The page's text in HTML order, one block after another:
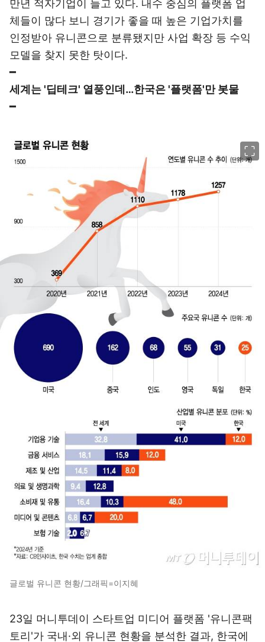
만년 적자기업이 늘고 있다. 내수 중심의 플랫폼 업
체들이 많다 보니 경기가 좋을 때 높은 기업가치를
인정받아 유니콘으로 분류됐지만 사업 확장 등 수익
모델을 찾지 못한 탓이다.
━
세계는 '딥테크' 열풍인데…한국은 '플랫폼'만 봇물
━
글로벌 유니콘 현황/그래픽=이지혜
23일 머니투데이 스타트업 미디어 플랫폼 '유니콘팩
토리'가 국내·외 유니콘 현황을 분석한 결과, 한국에